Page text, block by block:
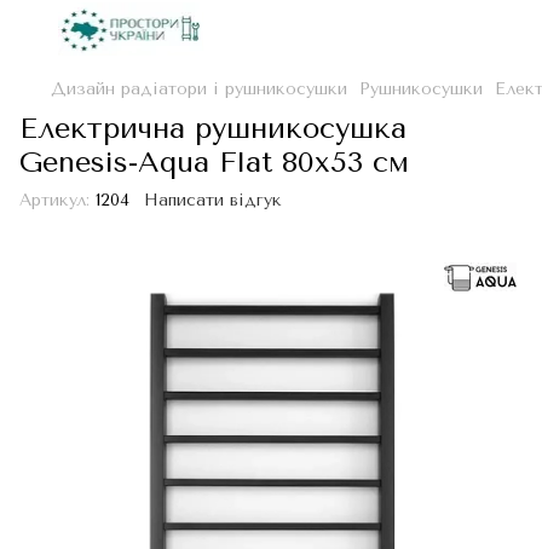
Дизайн радіатори і рушникосушки Рушникосушки
Електрична рушникосушка
Genesis-Aqua Flat 80x53 см
Артикул: 1204 Написати відгук